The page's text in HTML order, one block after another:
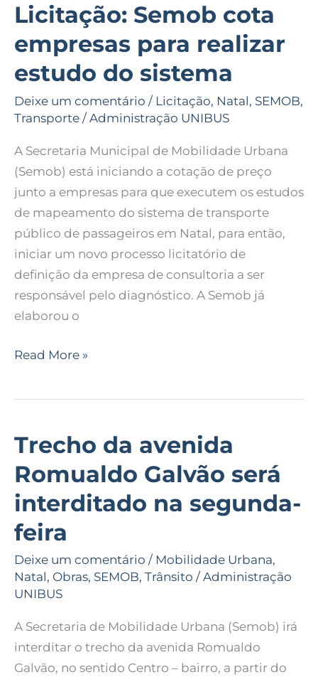
Licitação: Semob cota
empresas para realizar
estudo do sistema
Deixe um comentário / Licitação, Natal, SEMOB,
Transporte / Administração UNIBUS
A Secretaria Municipal de Mobilidade Urbana
(Semob) está iniciando a cotação de preço
junto a empresas para que executem os estudos
de mapeamento do sistema de transporte
público de passageiros em Natal, para então,
iniciar um novo processo licitatório de
definição da empresa de consultoria a ser
responsável pelo diagnóstico. A Semob já
elaborou o
Licitação:
cota
empresas
realizar
do
sistema
Read More »
Trecho da avenida
Romualdo Galvão será
interditado na segunda-
feira
Deixe um comentário / Mobilidade Urbana,
Natal, Obras, SEMOB, Trânsito / Administração
UNIBUS
A Secretaria de Mobilidade Urbana (Semob) irá
interditar o trecho da avenida Romualdo
Galvão, no sentido Centro – bairro, a partir do
Trecho
avenida
Romualdo
Galvão
será
interditado
na
feira